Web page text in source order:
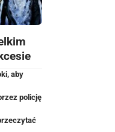
aby
policję